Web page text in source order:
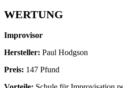
WERTUNG
Improvisor
Hersteller: Paul Hodgson
Preis: 147 Pfund